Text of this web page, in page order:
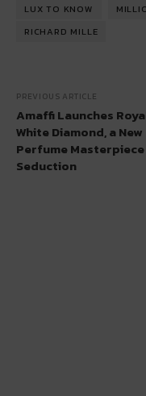
LUX TO KNOW
RICHARD MILLE
PREVIOUS ARTICLE
Amaffi Launches
White Diamond, a New
Perfume
Seduction